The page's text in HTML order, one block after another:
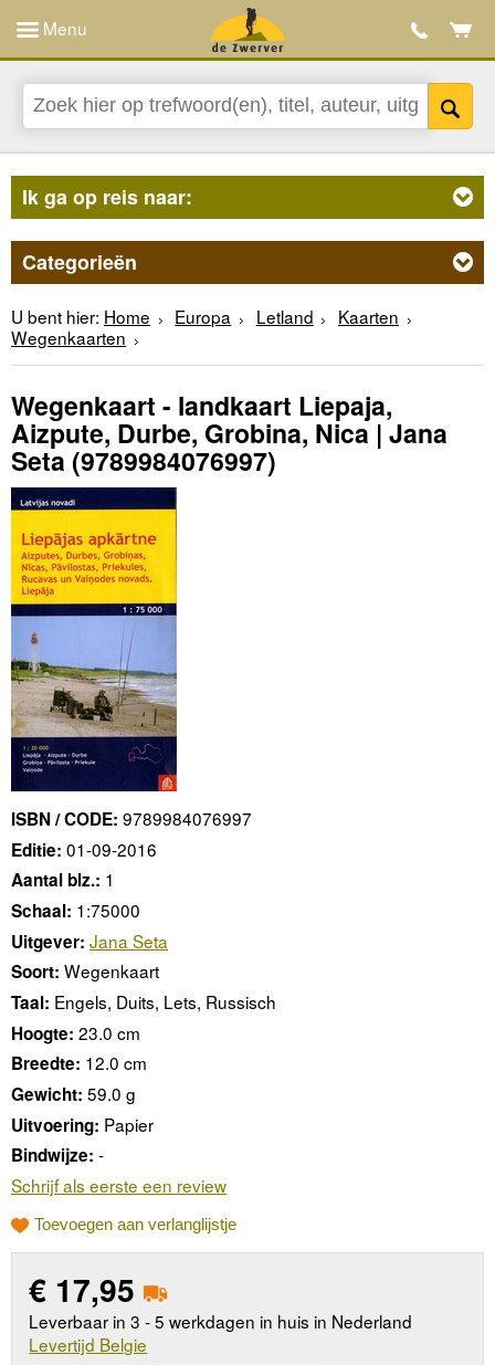
Menu
Ik ga op reis naar:
Categorieën
U bent hier: Home Europa Letland
Kaarten
Wegenkaarten
Wegenkaart - landkaart Liepaja,
Aizpute, Durbe, Grobina, Nica | Jana
Seta (9789984076997)
ISBN / CODE: 9789984076997
Editie: 01-09-2016
Aantal blz.: 1
Schaal: 1:75000
Uitgever: Jana Seta
Soort: Wegenkaart
Taal: Engels, Duits, Lets, Russisch
Hoogte: 23.0 cm
Breedte: 12.0 cm
Gewicht: 59.0 g
Uitvoering: Papier
Bindwijze: -
Schrijf als eerste een review
Toevoegen aan verlanglijstje
€ 17,95
Leverbaar in 3 - 5 werkdagen in huis in Nederland
Levertijd Belgie